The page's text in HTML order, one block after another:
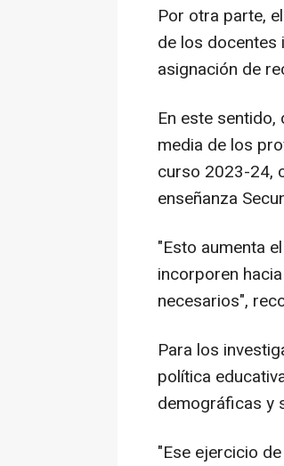
Por otra parte,
de los docentes
asignación de
En este
media de los
curso 2023-24,
enseñanza
"Esto aumenta
incorporen
necesarios",
Para los
política
demográficas y
"Ese ejercicio